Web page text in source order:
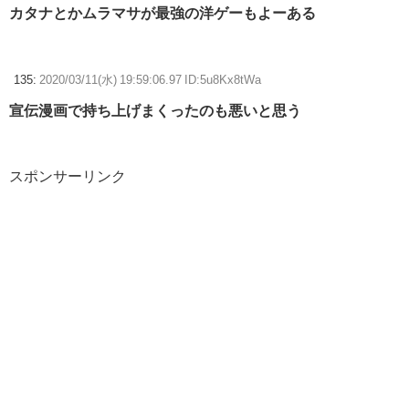
カタナとかムラマサが最強の洋ゲーもよーある
135: 2020/03/11(水) 19:59:06.97 ID:5u8Kx8tWa
宣伝漫画で持ち上げまくったのも悪いと思う
スポンサーリンク